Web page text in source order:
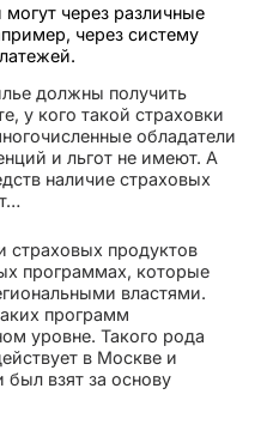
могут через различные
через систему
должны получить
у кого такой страховки
обладатели
и льгот не имеют. А
наличие страховых
страховых продуктов
программах, которые
властями.
программ
уровне. Такого рода
в Москве и
взят за основу